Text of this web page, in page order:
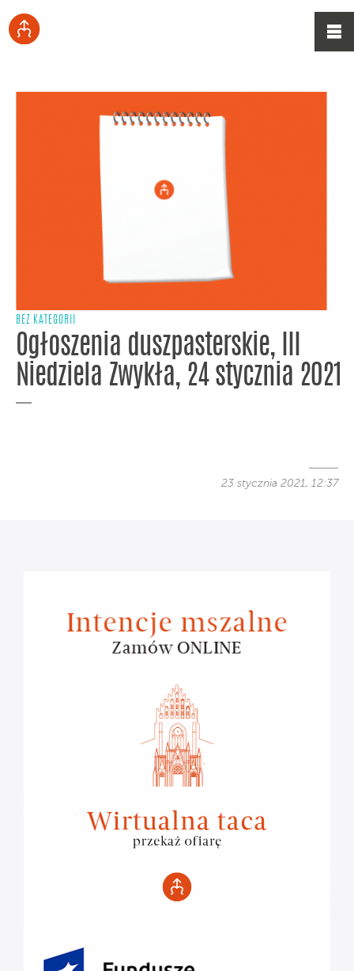
BEZ KATEGORII
Ogłoszenia duszpasterskie, III
Niedziela Zwykła, 24 stycznia 2021
23 stycznia 2021, 12:37